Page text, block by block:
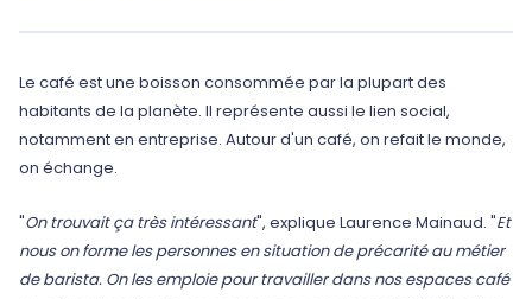
Le café est une boisson consommée par la plupart des
habitants de la planète. Il représente aussi le lien social,
notamment en entreprise. Autour d'un café, on refait le monde,
on échange.
"On trouvait ça très intéressant", explique Laurence Mainaud. "Et
nous on forme les personnes en situation de précarité au métier
de barista. On les emploie pour travailler dans nos espaces café